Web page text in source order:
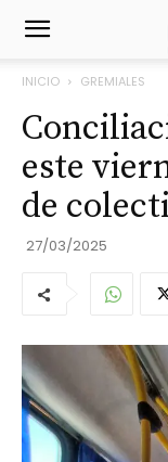
INICIO GREMIALES
este
de
27/03/2025